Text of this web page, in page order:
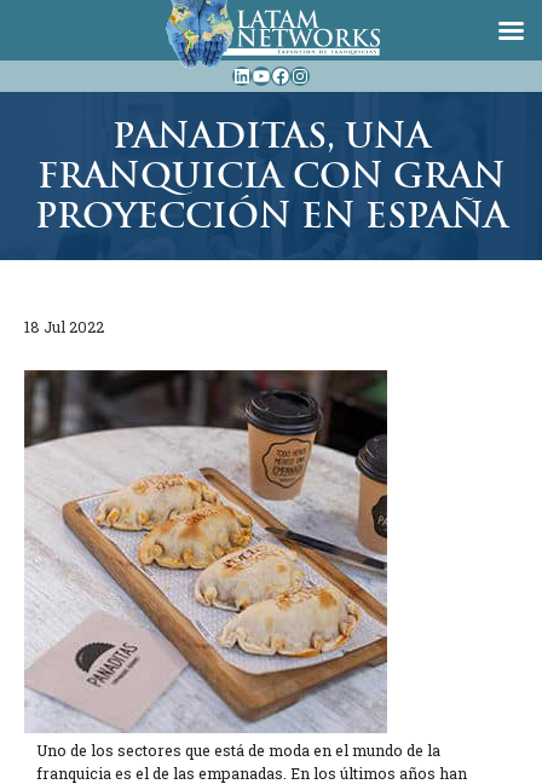
al
LinkedIn
YouTube
Facebook
Instagram
PANADITAS, UNA
FRANQUICIA CON GRAN
PROYECCIÓN EN ESPAÑA
18 Jul 2022
Uno de los sectores que está de moda en el mundo de la
franquicia es el de las empanadas. En los últimos años han